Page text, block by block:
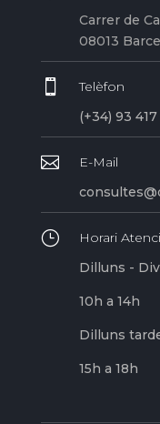
Carrer de
08013

Telèfon
(+34) 93

E-Mail
}
Horari
Dilluns -
10h a 14h
Dilluns
15h a 18h